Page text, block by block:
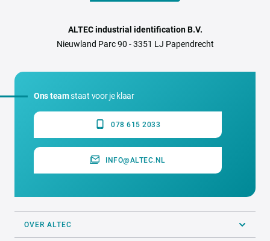
ALTEC industrial identification B.V.
Nieuwland Parc 90 - 3351 LJ Papendrecht
Ons teamstaat voor je klaar
078 615 2033
INFO@ALTEC.NL
OVER ALTEC